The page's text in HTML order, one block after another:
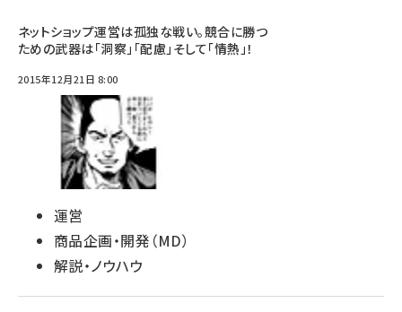
ネットショップ運営は孤独な戦い。競合に勝つ
ための武器は「洞察」「配慮」そして「情熱」！
2015年12月21日 8:00
運営
商品企画・開発（MD）
解説・ノウハウ